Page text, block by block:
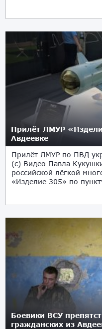
Прилёт ЛМУР
Авдеевке
Прилёт ЛМУР по ПВД
(с) Видео Павла
российской лёгкой
«Изделие 305» по
Боевики ВСУ
гражданских из